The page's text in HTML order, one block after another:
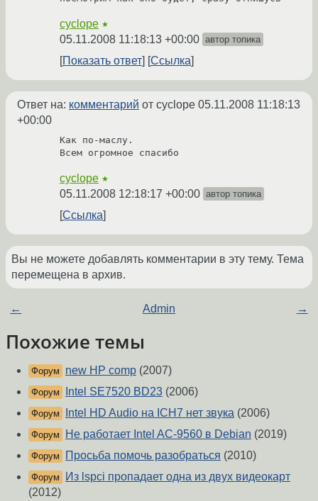
cyclope ★
05.11.2008 11:18:13 +00:00 автор топика
Показать ответ Ссылка
Ответ на: комментарий от cyclope 05.11.2008 11:18:13
+00:00
Как по-маслу.
Всем огромное спасибо
cyclope ★
05.11.2008 12:18:17 +00:00 автор топика
Ссылка
Вы не можете добавлять комментарии в эту тему. Тема
перемещена в архив.
← Admin →
Похожие темы
Форум new HP comp (2007)
Форум Intel SE7520 BD23 (2006)
Форум Intel HD Audio на ICH7 нет звука (2006)
Форум Не работает Intel AC-9560 в Debian (2019)
Форум Просьба помочь разобраться (2010)
Форум
Из lspci пропадает одна из двух видеокарт
(2012)